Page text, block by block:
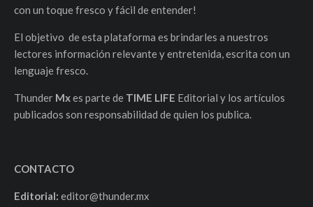
con un toque fresco y fácil de entender!
El objetivo de esta plataforma es brindarles a nuestros
lectores información relevante y entretenida, escrita con un
lenguaje fresco.
Thunder Mxes parte de TIME LIFE Editorial y los artículos
publicados son responsabilidad de quien los publica.
CONTACTO
Editorial: editor@thunder.mx